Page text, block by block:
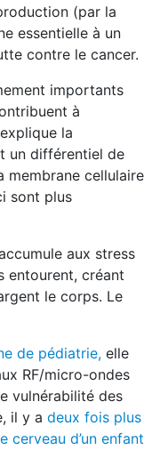
(par la
essentielle à un
contre le cancer.
importants
à
la
un différentiel de
membrane cellulaire
sont plus
aux stress
entourent, créant
le corps. Le
de pédiatrie, elle
RF/micro-ondes
vulnérabilité des
il y a deux fois plus
cerveau d’un enfant